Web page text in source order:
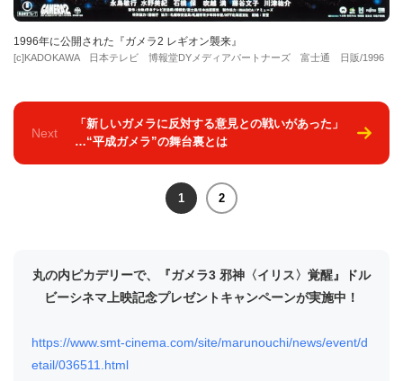
1996年に公開された『ガメラ2 レギオン襲来』
[c]KADOKAWA 日本テレビ 博報堂DYメディアパートナーズ 富士通 日販/1996
Next
「新しいガメラに反対する意見との戦いがあった」
…“平成ガメラ”の舞台裏とは
1 2
丸の内ピカデリーで、『ガメラ3 邪神〈イリス〉覚醒』ドル
ビーシネマ上映記念プレゼントキャンペーンが実施中！
https://www.smt-cinema.com/site/marunouchi/news/event/d
etail/036511.html